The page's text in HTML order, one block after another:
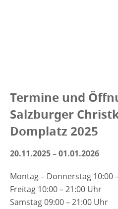
Termine und
Salzburger
Domplatz 2025
20.11.2025 – 01.01.2026
Montag – Donnerstag 10:00
Freitag 10:00 – 21:00 Uhr
Samstag 09:00 – 21:00 Uhr